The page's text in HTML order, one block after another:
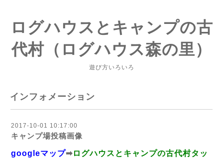
ログハウスとキャンプの古
代村（ログハウス森の里）
遊び方いろいろ
インフォメーション
2017-10-01 10:17:00
キャンプ場投稿画像
googleマップ➡ログハウスとキャンプの古代村タッ